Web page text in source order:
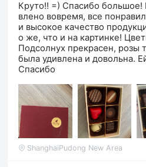
Круто!! =) Спасибо большое!
влено вовремя, все
и высокое качество
о же, что и на картинке!
Подсолнух прекрасен, розы
была удивлена ​​и довольна.
Спасибо
ShanghaiPudong New Area